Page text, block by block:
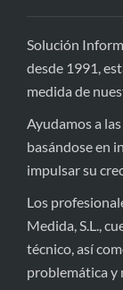
Solución
desde 1991,
medida de
Ayudamos a
basándose en
impulsar su
Los
Medida, S.L.,
técnico, así
problemática y